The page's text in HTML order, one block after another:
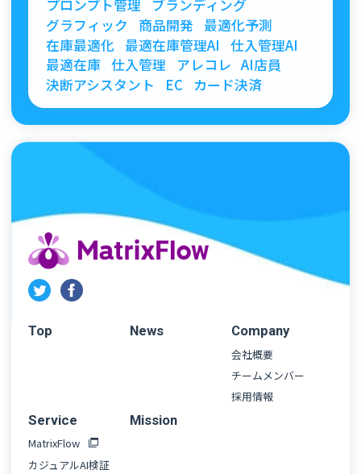
プロンプト管理
ブランディング
グラフィック
商品開発
最適化予測
在庫最適化 最適在庫管理AI
仕入管理AI
最適在庫 仕入管理 アレコレ AI店員
決断アシスタント
EC カード決済
Top News
Company
会社概要
チームメンバー
採用情報
Service
MatrixFlow
カジュアルAI検証
Mission